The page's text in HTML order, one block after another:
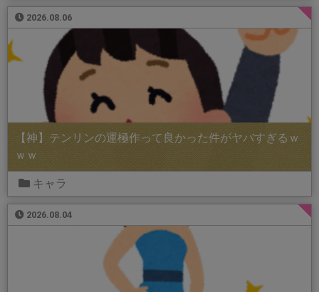
2026.08.06
【神】テンリンの運極作って良かった件がヤバすぎるｗ
ｗｗ
キャラ
2026.08.04